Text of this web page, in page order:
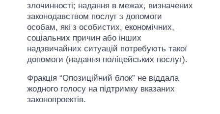
злочинності; надання в межах, визначених
законодавством послуг з допомоги
особам, які з особистих, економічних,
соціальних причин або інших
надзвичайних ситуацій потребують такої
допомоги (надання поліцейських послуг).
Фракція “Опозиційний блок” не віддала
жодного голосу на підтримку вказаних
законопроектів.